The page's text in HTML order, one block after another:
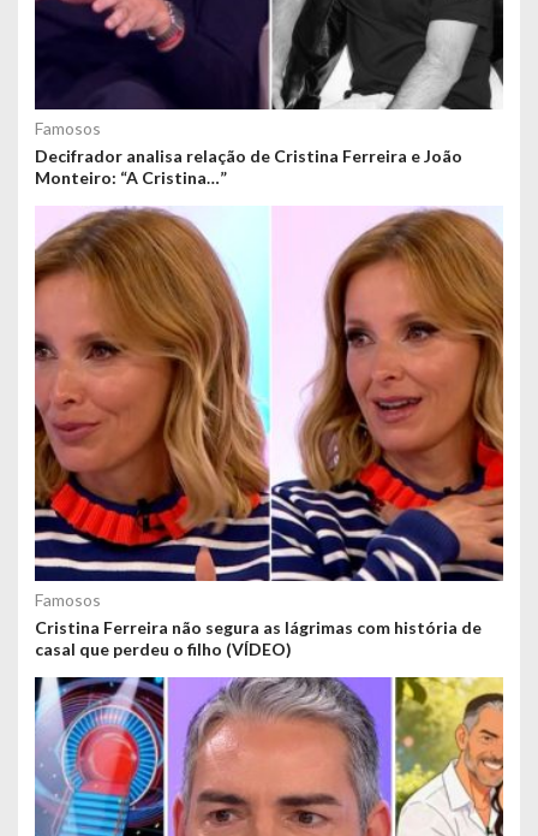
Famosos
Decifrador analisa relação de Cristina Ferreira e João
Monteiro: “A Cristina…”
Famosos
Cristina Ferreira não segura as lágrimas com história de
casal que perdeu o filho (VÍDEO)